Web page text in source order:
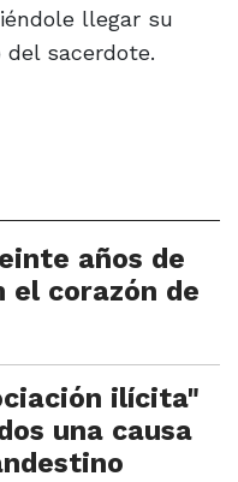
llegar su
sacerdote.
años de
el corazón de
ilícita"
una causa